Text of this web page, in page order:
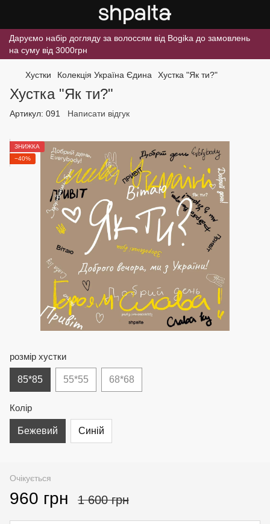
Даруємо набір догляду за волоссям від Bogika до замовлень
на суму від 3000грн
Хустки Колекція Україна Єдина Хустка "Як ти?"
Хустка "Як ти?"
Артикул: 091 Написати відгук
ЗНИЖКА
−40%
розмір хустки
85*85 55*55 68*68
Колір
Бежевий Синій
Очікується
960 грн 1 600 грн